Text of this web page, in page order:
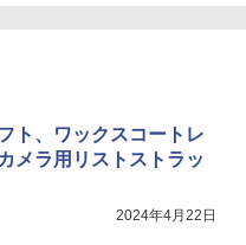
ト、ワックスコートレ
メラ用リストストラッ
2024年4月22日